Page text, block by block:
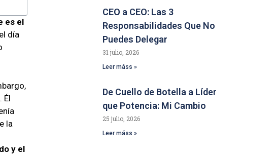
es el
día
Él
la
y el
CEO a CEO: Las 3
Responsabilidades Que No
Puedes Delegar
31 julio, 2026
Leer máss »
De Cuello de Botella a Líder
que Potencia: Mi Cambio
25 julio, 2026
Leer máss »